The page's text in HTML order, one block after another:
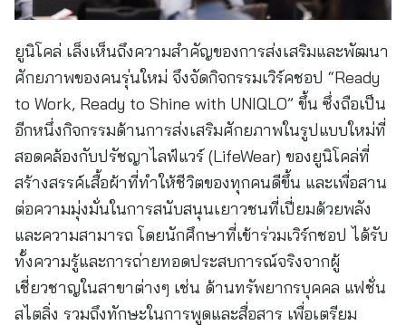
ยูนิโคล่ เล็งเห็นถึงความสำคัญของการส่งเสริมและพัฒนา
ศักยภาพของคนรุ่นใหม่ จึงจัดกิจกรรมเวิร์คชอป “Ready
to Work, Ready to Shine with UNIQLO” ขึ้น ซึ่งถือเป็น
อีกหนึ่งกิจกรรมด้านการส่งเสริมศักยภาพในรูปแบบใหม่ที่
สอดคล้องกับปรัชญาไลฟ์แวร์ (LifeWear) ของยูนิโคล่ที่
สร้างสรรค์เสื้อผ้าที่ทำให้ชีวิตของทุกคนดีขึ้น และเพื่อสาน
ต่อความมุ่งมั่นในการสนับสนุนเยาวชนที่เปี่ยมด้วยพลัง
และความสามารถ โดยนักศึกษาที่เข้าร่วมเวิร์กชอป ได้รับ
ทั้งความรู้และการถ่ายทอดประสบการณ์จริงจากผู้
เชี่ยวชาญในสาขาต่างๆ เช่น ด้านทรัพยากรบุคคล แฟชั่น
สไตลิ่ง รวมถึงทักษะในการพูดและสื่อสาร เพื่อเตรียม